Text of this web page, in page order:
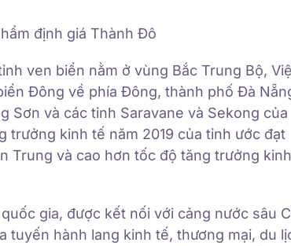
định giá Thành Đô
ven biển nằm ở vùng Bắc Trung Bộ,
Đông về phía Đông, thành phố Đà
Sơn và các tỉnh Saravane và Sekong của
trưởng kinh tế năm 2019 của tỉnh ước đạt
Trung và cao hơn tốc độ tăng trưởng
gia, được kết nối với cảng nước sâu
tuyến hành lang kinh tế, thương mại, du